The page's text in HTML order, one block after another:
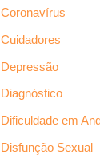
Coronavírus
Cuidadores
Depressão
Diagnóstico
Dificuldade em
Disfunção Sexual